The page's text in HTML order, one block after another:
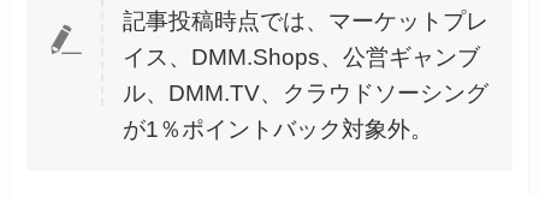
記事投稿時点では、マーケットプレ
イス、DMM.Shops、公営ギャンブ
ル、DMM.TV、クラウドソーシング
が1％ポイントバック対象外。